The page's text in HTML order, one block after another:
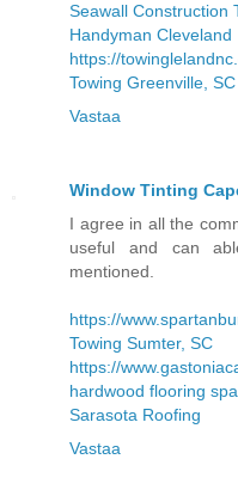
Seawall Construction
Handyman Cleveland
https://
Towing Greenville, SC
Vastaa
Window Tinting
I agree in all the
useful and can
mentioned.
https://
Towing Sumter, SC
https://
hardwood flooring
Sarasota Roofing
Vastaa